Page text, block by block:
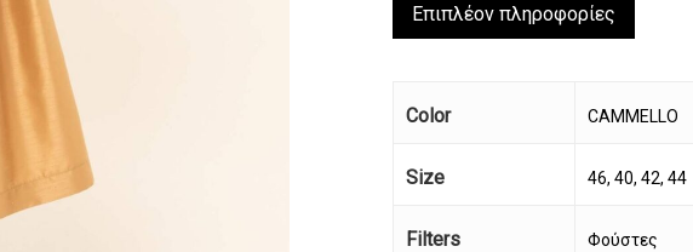
Επιπλέον πληροφορίες
Color CAMMELLO
Size 46, 40, 42, 44
Filters Φούστες